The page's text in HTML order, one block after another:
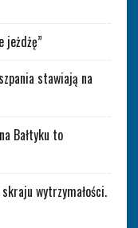
jeżdżę”
stawiają na
Bałtyku to
wytrzymałości.